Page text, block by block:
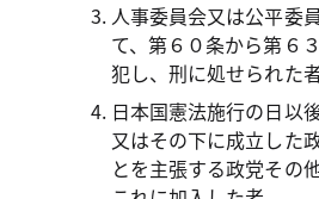
人事委員会又は公平委
て、第６０条から第６
犯し、刑に処せられた
日本国憲法施行の日以
又はその下に成立した
とを主張する政党その